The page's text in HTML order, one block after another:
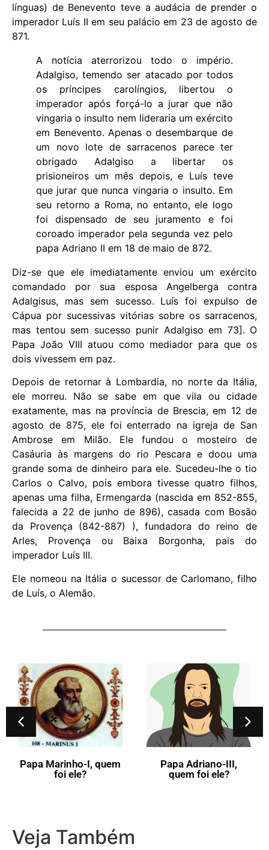
línguas) de Benevento teve a audácia de prender o
imperador Luís II em seu palácio em 23 de agosto de
871.
A notícia aterrorizou todo o império.
Adalgiso, temendo ser atacado por todos
os príncipes carolíngios, libertou o
imperador após forçá-lo a jurar que não
vingaria o insulto nem lideraria um exército
em Benevento. Apenas o desembarque de
um novo lote de sarracenos parece ter
obrigado Adalgiso a libertar os
prisioneiros um mês depois, e Luís teve
que jurar que nunca vingaria o insulto. Em
seu retorno a Roma, no entanto, ele logo
foi dispensado de seu juramento e foi
coroado imperador pela segunda vez pelo
papa Adriano II em 18 de maio de 872.
Diz-se que ele imediatamente enviou um exército
comandado por sua esposa Angelberga contra
Adalgisus, mas sem sucesso. Luís foi expulso de
Cápua por sucessivas vitórias sobre os sarracenos,
mas tentou sem sucesso punir Adalgiso em 73]. O
Papa João VIII atuou como mediador para que os
dois vivessem em paz.
Depois de retornar à Lombardia, no norte da Itália,
ele morreu. Não se sabe em que vila ou cidade
exatamente, mas na província de Brescia, em 12 de
agosto de 875, ele foi enterrado na igreja de San
Ambrose em Milão. Ele fundou o mosteiro de
Casáuria às margens do rio Pescara e doou uma
grande soma de dinheiro para ele. Sucedeu-lhe o tio
Carlos o Calvo, pois embora tivesse quatro filhos,
apenas uma filha, Ermengarda (nascida em 852-855,
falecida a 22 de junho de 896), casada com Bosão
da Provença (842-887) ), fundadora do reino de
Arles, Provença ou Baixa Borgonha, pais do
imperador Luís III.
Ele nomeou na Itália o sucessor de Carlomano, filho
de Luís, o Alemão.
Papa Marinho-I, quem
foi ele?
Papa Adriano-III,
quem foi ele?
Veja Também